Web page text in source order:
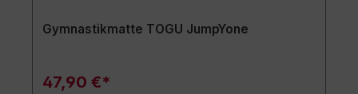
Gymnastikmatte TOGU JumpYone
47,90 €*